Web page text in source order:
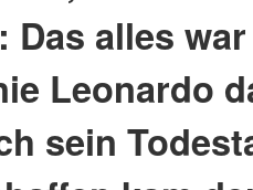
Das alles
Leonardo
sein